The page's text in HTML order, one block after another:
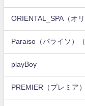
ORIENTAL_SPA（オ
Paraiso（パライソ）
playBoy
PREMIER（プレミア